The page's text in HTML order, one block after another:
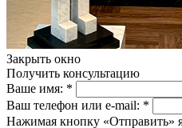
Закрыть окно
Получить консультацию
Ваше имя: *
Ваш телефон или e-mail: *
Нажимая кнопку «Отправить»